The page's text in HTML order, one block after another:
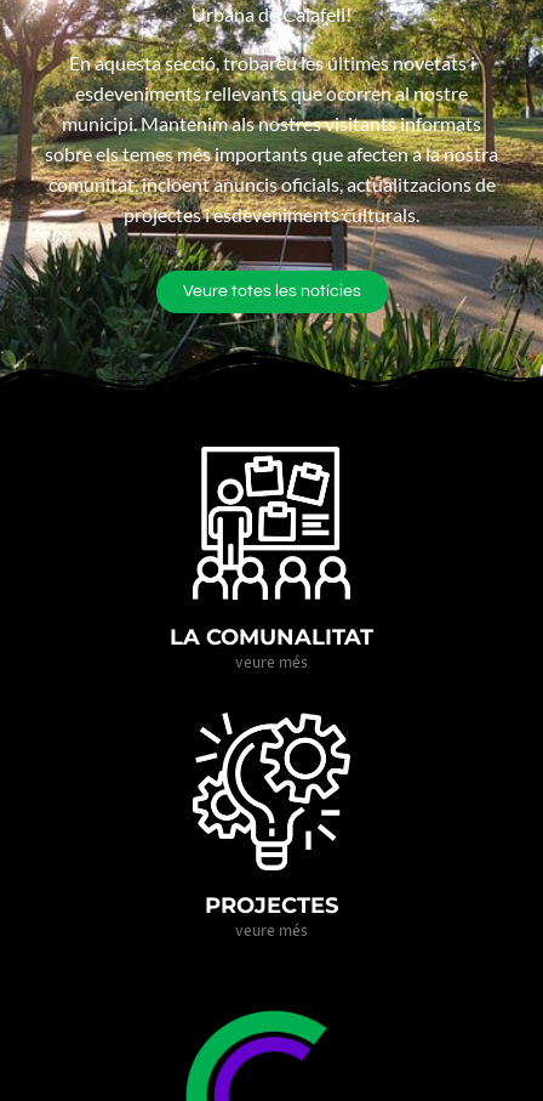
Urbana de Calafell!
En aquesta secció, trobareu les últimes novetats i
esdeveniments rellevants que ocorren al nostre
municipi. Mantenim als nostres visitants informats
sobre els temes més importants que afecten a la nostra
comunitat, incloent anuncis oficials, actualitzacions de
projectes i esdeveniments culturals.
Veure totes les notícies
LA COMUNALITAT
veure més
PROJECTES
veure més